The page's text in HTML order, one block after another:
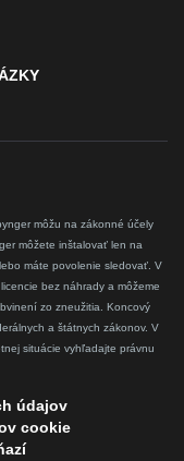
môžu na zákonné účely
môžete inštalovať len na
máte povolenie sledovať. V
bez náhrady a môžeme
zo zneužitia. Koncový
a štátnych zákonov. V
situácie vyhľadajte právnu
údajov
cookie